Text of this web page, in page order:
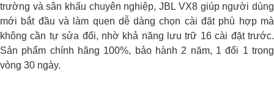
trường và sân khấu chuyên nghiệp, JBL VX8 giúp người dùng
mới bắt đầu và làm quen dễ dàng chọn cài đặt phù hợp mà
không cần tự sửa đổi, nhờ khả năng lưu trữ 16 cài đặt trước.
Sản phẩm chính hãng 100%, bảo hành 2 năm, 1 đổi 1 trong
vòng 30 ngày.